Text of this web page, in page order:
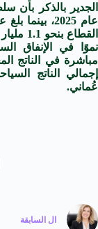
عُماني.
ال السابقة